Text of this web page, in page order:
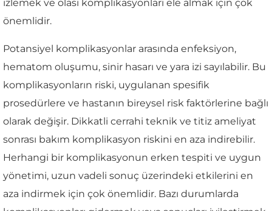
izlemek ve olası komplikasyonları ele almak için çok
önemlidir.
Potansiyel komplikasyonlar arasında enfeksiyon,
hematom oluşumu, sinir hasarı ve yara izi sayılabilir. Bu
komplikasyonların riski, uygulanan spesifik
prosedürlere ve hastanın bireysel risk faktörlerine bağlı
olarak değişir. Dikkatli cerrahi teknik ve titiz ameliyat
sonrası bakım komplikasyon riskini en aza indirebilir.
Herhangi bir komplikasyonun erken tespiti ve uygun
yönetimi, uzun vadeli sonuç üzerindeki etkilerini en
aza indirmek için çok önemlidir. Bazı durumlarda